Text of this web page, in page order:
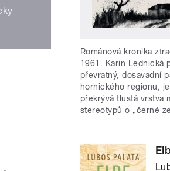
Románová kronika
1961. Karin Lednická
převratný, dosavadní
hornického regionu,
překrývá tlustá vrstva
stereotypů o „černé